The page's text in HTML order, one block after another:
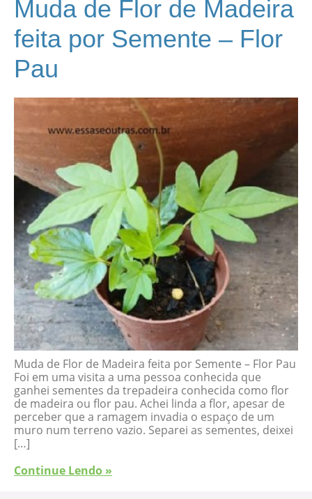
Muda de Flor de Madeira
feita por Semente – Flor
Pau
Muda de Flor de Madeira feita por Semente – Flor Pau
Foi em uma visita a uma pessoa conhecida que
ganhei sementes da trepadeira conhecida como flor
de madeira ou flor pau. Achei linda a flor, apesar de
perceber que a ramagem invadia o espaço de um
muro num terreno vazio. Separei as sementes, deixei
[…]
Continue Lendo »